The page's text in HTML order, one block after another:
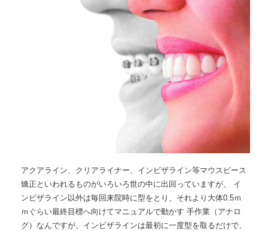
アクアライン、クリアライナー、インビザライン等マウスピース
矯正といわれるものがいろいろ世の中に出回っていますが、 イ
ンビザライン以外は毎回来院時に型をとり、それより大体0.5ｍ
ｍぐらい最終目標へ向けてマニュアルで動かす 手作業（アナロ
グ）なんですが、インビザラインは最初に一度型を取るだけで、